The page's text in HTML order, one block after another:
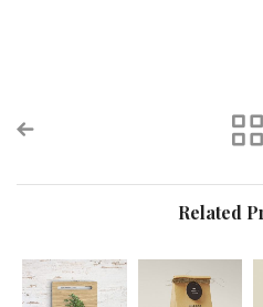
Related